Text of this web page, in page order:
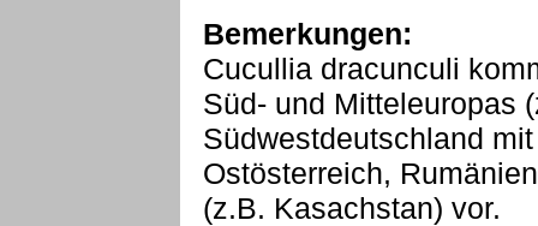
Bemerkungen:
Cucullia dracunculi
Süd- und Mitteleuropas
Südwestdeutschland
Ostösterreich,
(z.B. Kasachstan) vor.